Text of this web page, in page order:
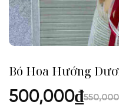
Bó Hoa Hướng
500,000₫550,000